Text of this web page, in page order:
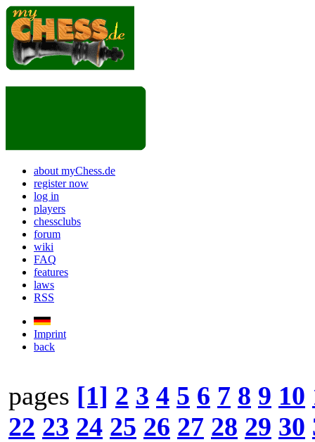
about myChess.de
register now
log in
players
chessclubs
forum
wiki
FAQ
features
laws
RSS
Imprint
back
pages [1] 2 3 4 5 6 7 8 9 10
22 23 24 25 26 27 28 29 30